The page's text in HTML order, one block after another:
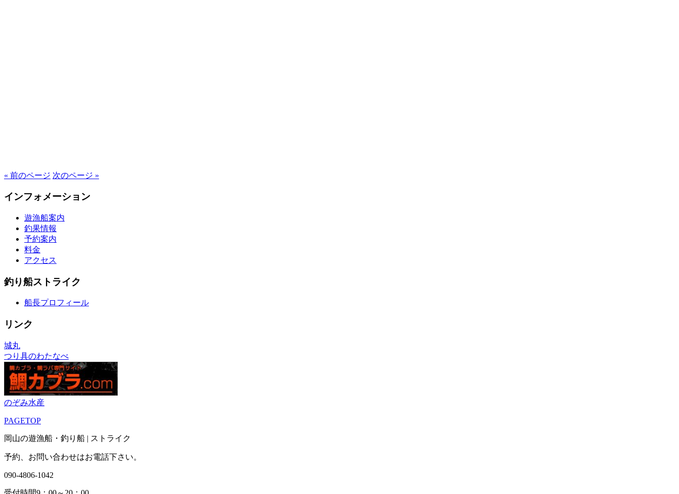
« 前のページ 次のページ »
インフォメーション
遊漁船案内
釣果情報
予約案内
料金
アクセス
釣り船ストライク
船長プロフィール
リンク
城丸
つり具のわたなべ
のぞみ水産
PAGETOP
岡山の遊漁船・釣り船 | ストライク
予約、お問い合わせはお電話下さい。
090-4806-1042